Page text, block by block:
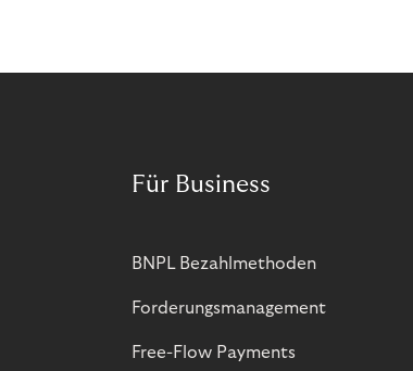
Für Business
BNPL Bezahlmethoden
Forderungsmanagement
Free-Flow Payments